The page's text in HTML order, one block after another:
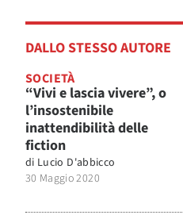
DALLO STESSO AUTORE
SOCIETÀ
“Vivi e lascia vivere”, o
l’insostenibile
inattendibilità delle
fiction
di Lucio D'abbicco
30 Maggio 2020